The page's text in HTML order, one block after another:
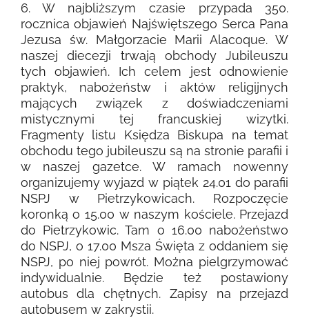
6. W najbliższym czasie przypada 350.
rocznica objawień Najświętszego Serca Pana
Jezusa św. Małgorzacie Marii Alacoque. W
naszej diecezji trwają obchody Jubileuszu
tych objawień. Ich celem jest odnowienie
praktyk, nabożeństw i aktów religijnych
mających związek z doświadczeniami
mistycznymi tej francuskiej wizytki.
Fragmenty listu Księdza Biskupa na temat
obchodu tego jubileuszu są na stronie parafii i
w naszej gazetce. W ramach nowenny
organizujemy wyjazd w piątek 24.01 do parafii
NSPJ w Pietrzykowicach. Rozpoczęcie
koronką o 15.00 w naszym kościele. Przejazd
do Pietrzykowic. Tam o 16.00 nabożeństwo
do NSPJ, o 17.00 Msza Święta z oddaniem się
NSPJ, po niej powrót. Można pielgrzymować
indywidualnie. Będzie też postawiony
autobus dla chętnych. Zapisy na przejazd
autobusem w zakrystii.